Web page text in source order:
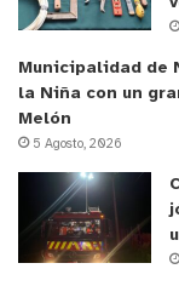
detectado el
afectada.
La
Salud, Andrea
enfermedad
ende el riesgo
su
Municipalidad de
la Niña con un
Melón
5 Agosto, 2026